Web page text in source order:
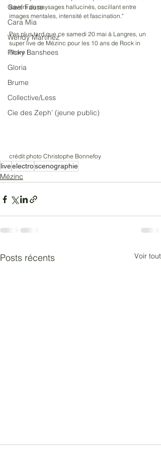
Gael Faure
Cara Mia
Wendy Martinez
Picky Banshees
Gloria
Brume
Collective/Less
Cie des Zeph’ (jeune public)
travers de paysages hallucinés, oscillant entre
images mentales, intensité et fascination."
Pas plus tard que ce samedi 20 mai à Langres, un
super live de Mézinc pour les 10 ans de Rock in
Share !
crédit photo Christophe Bonnefoy
liveelectroscenographie
Mézinc
Posts récents Voir tout